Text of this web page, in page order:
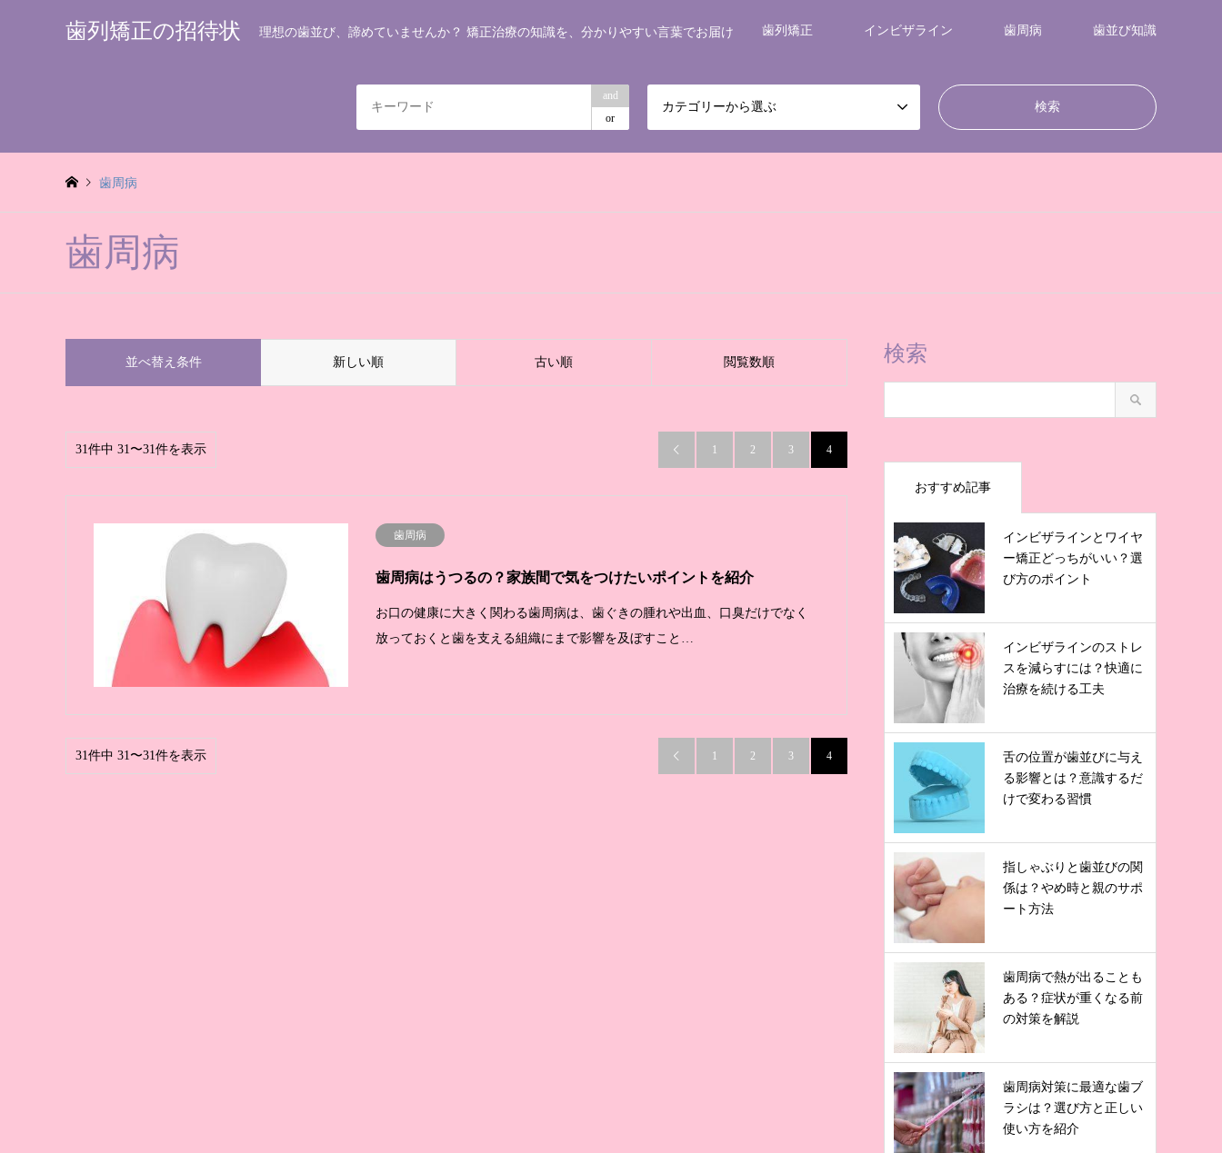
歯列矯正の招待状 理想の歯並び、諦めていませんか？ 矯正治療の知識を、分かりやすい言葉でお届け 歯列矯正 インビザライン 歯周病 歯並び知識
and
or
カテゴリーから選ぶ
歯周病
歯周病
並べ替え条件 新しい順 古い順 閲覧数順
31件中 31〜31件を表示  1 2 3 4
歯周病
歯周病はうつるの？家族間で気をつけたいポイントを紹介
お口の健康に大きく関わる歯周病は、歯ぐきの腫れや出血、口臭だけでなく
放っておくと歯を支える組織にまで影響を及ぼすこと…
31件中 31〜31件を表示  1 2 3 4
検索
おすすめ記事
インビザラインとワイヤ
ー矯正どっちがいい？選
び方のポイント
インビザラインのストレ
スを減らすには？快適に
治療を続ける工夫
舌の位置が歯並びに与え
る影響とは？意識するだ
けで変わる習慣
指しゃぶりと歯並びの関
係は？やめ時と親のサポ
ート方法
歯周病で熱が出ることも
ある？症状が重くなる前
の対策を解説
歯周病対策に最適な歯ブ
ラシは？選び方と正しい
使い方を紹介